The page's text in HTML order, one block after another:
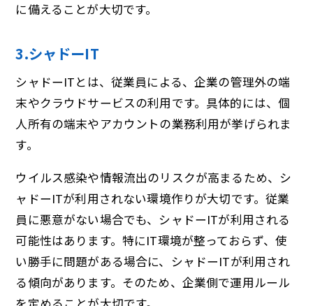
に備えることが大切です。
3.シャドーIT
シャドーITとは、従業員による、企業の管理外の端
末やクラウドサービスの利用です。具体的には、個
人所有の端末やアカウントの業務利用が挙げられま
す。
ウイルス感染や情報流出のリスクが高まるため、シ
ャドーITが利用されない環境作りが大切です。従業
員に悪意がない場合でも、シャドーITが利用される
可能性はあります。特にIT環境が整っておらず、使
い勝手に問題がある場合に、シャドーITが利用され
る傾向があります。そのため、企業側で運用ルール